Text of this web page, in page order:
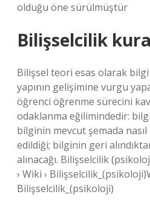
olduğu öne sürülmüştür
Bilişselcilik
Bilişsel teori esas olarak
yapının gelişimine vurgu
öğrenci öğrenme sürecini
odaklanma eğilimindedir:
bilginin mevcut şemada
edildiği; bilginin geri
alınacağı. Bilişselcilik
› Wiki ›
Bilişselcilik_(psikoloji)